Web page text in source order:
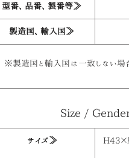
型番、品番、製番等≫
製造国、輸入国≫
※製造国と輸入国は一致しない場
Size /
サイズ≫
H43×